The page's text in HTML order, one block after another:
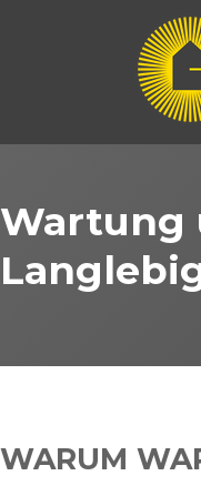
Wartung
WARUM